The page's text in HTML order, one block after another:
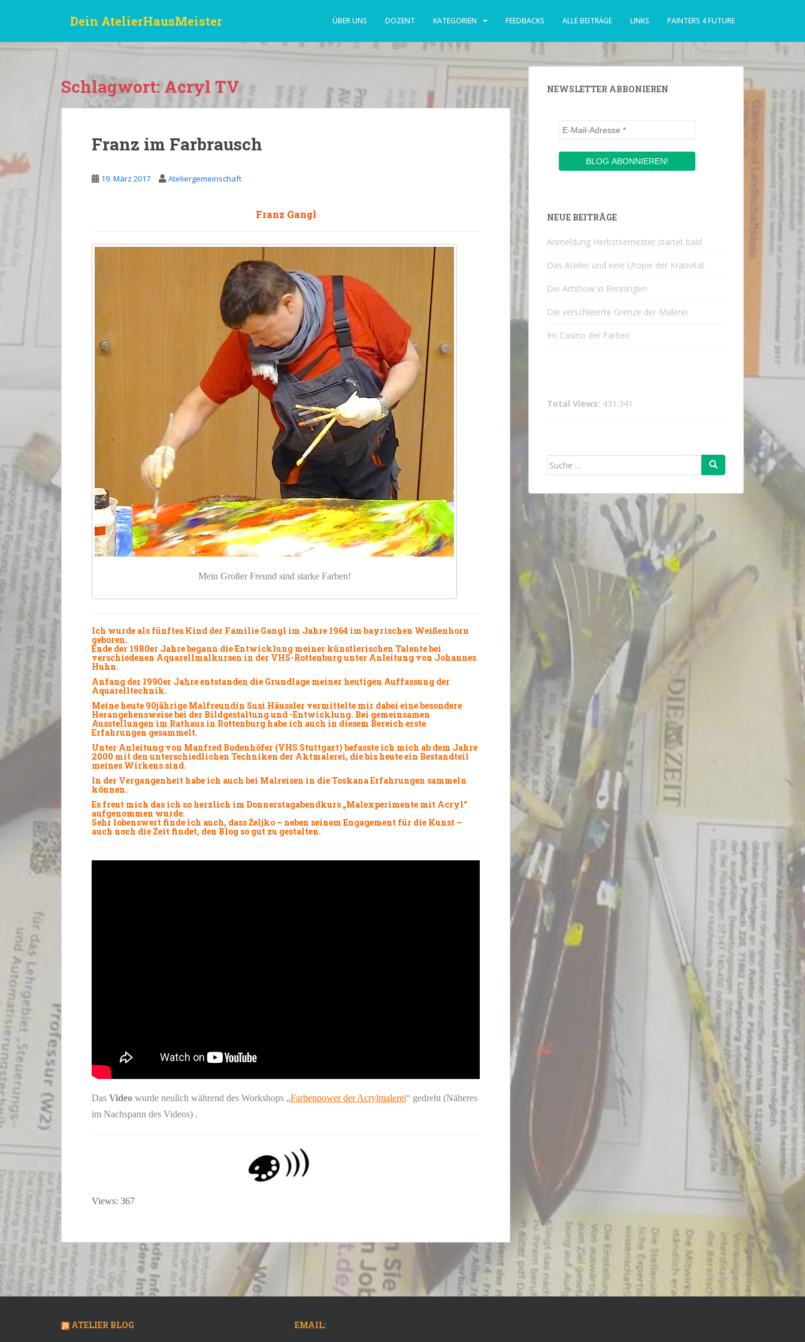
p
o
n
Dein AtelierHausMeister ÜBER UNS DOZENT KATEGORIEN FEEDBACKS ALLE BEITRÄGE LINKS PAINTERS 4 FUTURE
Schlagwort:Acryl TV
Franz im Farbrausch
19. März 2017 Ateliergemeinschaft
Franz Gangl
Mein Großer Freund sind starke Farben!
Ich wurde als fünftes Kind der Familie Gangl im Jahre 1964 im bayrischen Weißenhorn
geboren.
Ende der 1980er Jahre begann dieEntwicklung meiner künstlerischen Talentebei
verschiedenen Aquarellmalkursen in der VHS-Rottenburg unter Anleitung von Johannes
Huhn.
Anfang der 1990er Jahre entstanden die Grundlage meiner heutigen Auffassung der
Aquarelltechnik.
Meine heute 90jährige Malfreundin Susi Häussler vermittelte mir dabei eine besondere
Herangehensweise bei der Bildgestaltungund -Entwicklung. Bei gemeinsamen
Ausstellungen im Rathaus in Rottenburg habe ich auch in diesem Bereich erste
Erfahrungen gesammelt.
Unter Anleitung von Manfred Bodenhöfer (VHS Stuttgart) befasste ich mich ab dem Jahre
2000 mit den unterschiedlichen Techniken der Aktmalerei, die bis heute ein Bestandteil
meines Wirkens sind.
In der Vergangenheit habe ich auch bei Malreisen in dieToskanaErfahrungen sammeln
können.
Es freut mich das ich soherzlich im Donnerstagabendkurs „Malexperimente mit Acryl“
aufgenommen wurde.
Sehr lobenswert finde ich auch, dass Željko – neben seinem Engagement für die Kunst –
auch noch die Zeit findet, den Blog so gut zu gestalten.
Das Video wurde neulich während des Workshops „Farbenpower der Acrylmalerei“ gedreht (Näheres
im Nachspann des Videos) .
Views: 367
NEWSLETTER ABBONIEREN
NEUE BEITRÄGE
Anmeldung Herbstsemester startet bald
Das Atelier und eine Utopie der Krativität
Die Artshow in Renningen
Die verschleierte Grenze der Malerei
Im Casino der Farben
Total Views: 431.341
Suche
ATELIER BLOG EMAIL: